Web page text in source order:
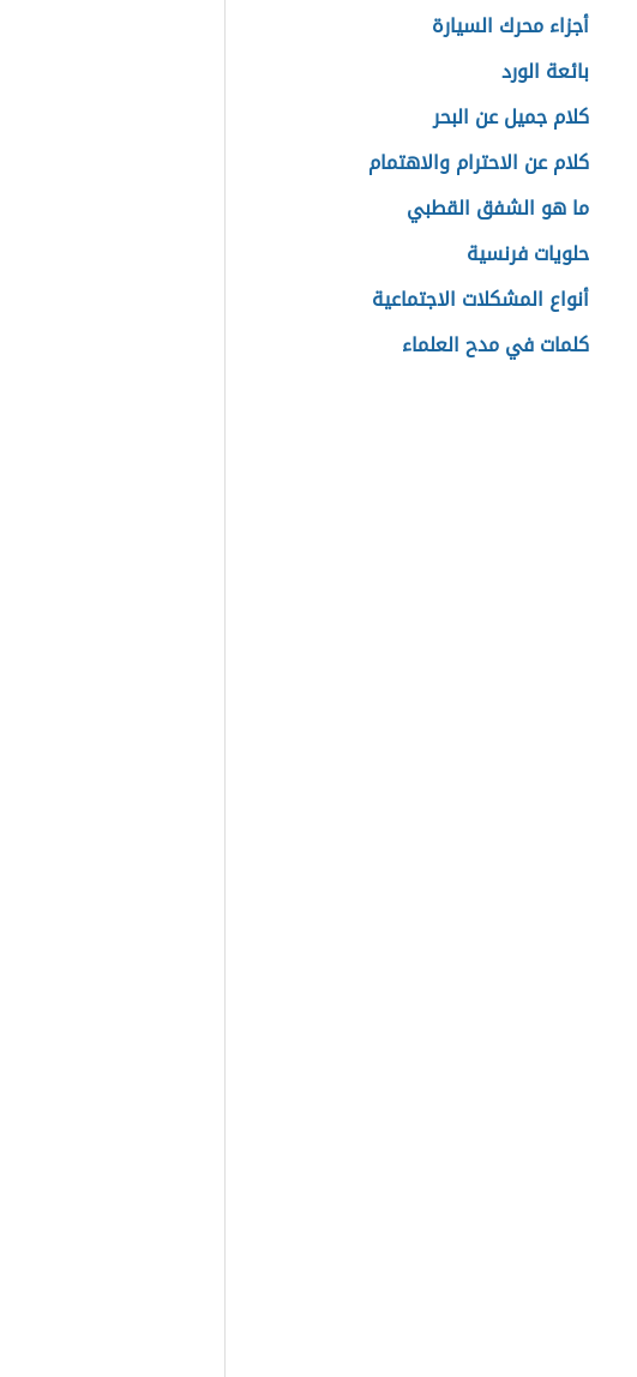
أجزاء محرك السيارة
بائعة الورد
كلام جميل عن البحر
كلام عن الاحترام والاهتمام
ما هو الشفق القطبي
حلويات فرنسية
أنواع المشكلات الاجتماعية
كلمات في مدح العلماء